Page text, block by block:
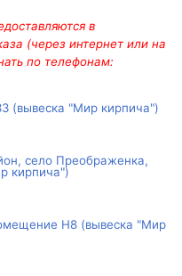
в
(через интернет или на
по телефонам:
(вывеска "Мир кирпича")
село Преображенка,
кирпича")
Н8 (вывеска "Мир